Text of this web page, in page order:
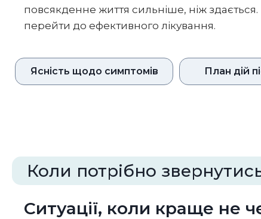
повсякденне життя сильніше, ніж
перейти до ефективного лікування.
Ясність щодо симптомів План дій
Коли потрібно
Ситуації, коли краще не